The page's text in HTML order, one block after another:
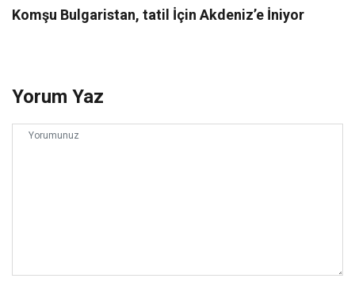
Komşu Bulgaristan, tatil İçin Akdeniz’e İniyor
Yorum Yaz